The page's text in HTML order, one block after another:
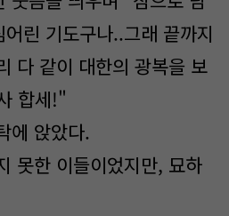
린 기도구나..그래 끝까지
다 같이 대한의 광복을 보
합세!"
에 앉았다.
못한 이들이었지만, 묘하